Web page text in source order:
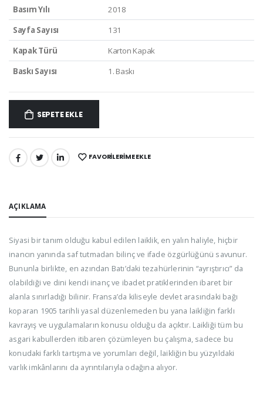
Basım Yılı
2018
Sayfa Sayısı
131
Kapak Türü
Karton Kapak
Baskı Sayısı
1. Baskı
SEPETE EKLE
PAYLAŞ: FAVORILERIME EKLE
AÇIKLAMA
Siyasi bir tanım olduğu kabul edilen laiklik, en yalın haliyle, hiçbir
inancın yanında saf tutmadan bilinç ve ifade özgürlüğünü savunur.
Bununla birlikte, en azından Batı’daki tezahürlerinin “ayrıştırıcı” da
olabildiği ve dini kendi inanç ve ibadet pratiklerinden ibaret bir
alanla sınırladığı bilinir. Fransa’da kiliseyle devlet arasındaki bağı
koparan 1905 tarihli yasal düzenlemeden bu yana laikliğin farklı
kavrayış ve uygulamaların konusu olduğu da açıktır. Laikliği tüm bu
asgari kabullerden itibaren çözümleyen bu çalışma, sadece bu
konudaki farklı tartışma ve yorumları değil, laikliğin bu yüzyıldaki
varlık imkânlarını da ayrıntılarıyla odağına alıyor.